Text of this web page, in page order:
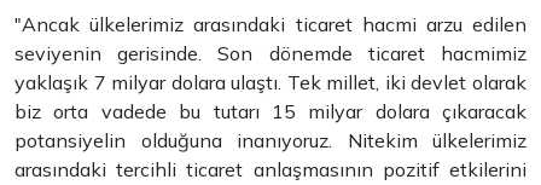
"Ancak ülkelerimiz arasındaki ticaret hacmi arzu edilen
seviyenin gerisinde. Son dönemde ticaret hacmimiz
yaklaşık 7 milyar dolara ulaştı. Tek millet, iki devlet olarak
biz orta vadede bu tutarı 15 milyar dolara çıkaracak
potansiyelin olduğuna inanıyoruz. Nitekim ülkelerimiz
arasındaki tercihli ticaret anlaşmasının pozitif etkilerini